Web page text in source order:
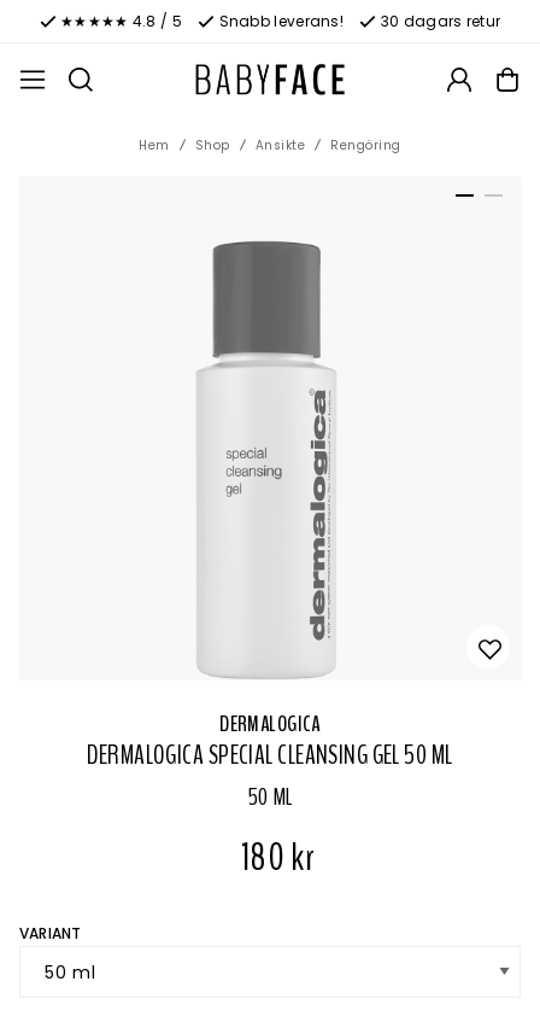
★★★★★ 4.8 / 5 Snabb leverans! 30 dagars retur
Hem Shop Ansikte Rengöring
DERMALOGICA
DERMALOGICA SPECIAL CLEANSING GEL 50 ML
50 ML
180 kr
VARIANT